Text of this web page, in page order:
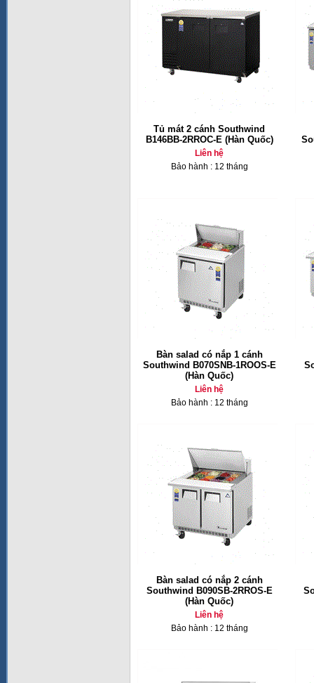
Tủ mát 2 cánh Southwind
B146BB-2RROC-E (Hàn Quốc)
Liên hệ
Bảo hành : 12 tháng
Bàn salad có nắp 1 cánh
Southwind B070SNB-1ROOS-E
(Hàn Quốc)
Liên hệ
Bảo hành : 12 tháng
Bàn salad có nắp 2 cánh
Southwind B090SB-2RROS-E
(Hàn Quốc)
Liên hệ
Bảo hành : 12 tháng